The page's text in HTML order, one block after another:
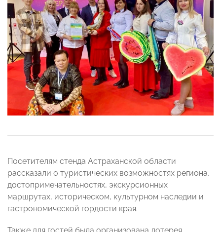
Посетителям стенда Астраханской области
рассказали о туристических возможностях региона,
достопримечательностях, экскурсионных
маршрутах, историческом, культурном наследии и
гастрономической гордости края.